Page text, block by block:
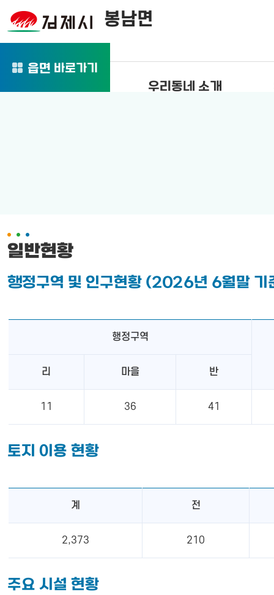
봉남면
우리동네 소개
읍면 바로가기
일반현황
행정구역 및 인구현황 (2026년 6월말 기
행정구역
리
마을 반
11 36 41
토지 이용 현황
계 전
2,373 210
주요 시설 현황